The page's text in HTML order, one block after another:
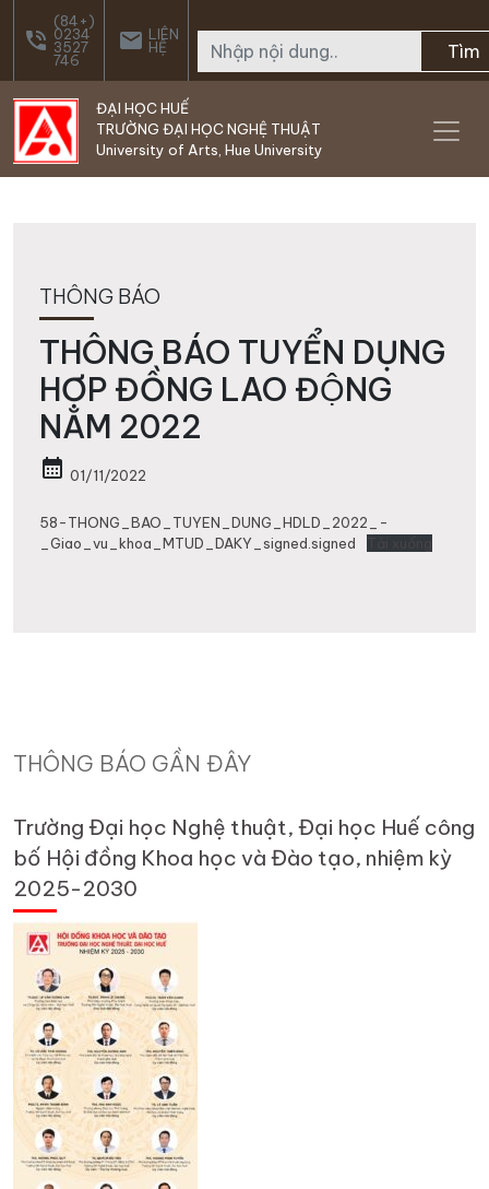
Skip to main content
phone_in_talk
(84+)
0234
3527
746
email LIÊN
HỆ Tìm
ĐẠI HỌC HUẾ
TRƯỜNG ĐẠI HỌC NGHỆ THUẬT
University of Arts, Hue University
THÔNG BÁO
THÔNG BÁO TUYỂN DỤNG
HỢP ĐỒNG LAO ĐỘNG
NĂM 2022
calendar_month 01/11/2022
58-THONG_BAO_TUYEN_DUNG_HDLD_2022_-
_Giao_vu_khoa_MTUD_DAKY_signed.signed
THÔNG BÁO GẦN ĐÂY
Trường Đại học Nghệ thuật, Đại học Huế công
bố Hội đồng Khoa học và Đào tạo, nhiệm kỳ
2025-2030